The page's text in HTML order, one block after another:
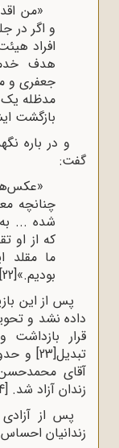
«من
و اگر در
افراد
هدف
جعفری و
مدظله یک
بازگشت
و در باره
گفت:
چنانچه
شده ...
که از او
ما مقلد
بودیم.»[22]
پس از این
داده نشد و
قرار
تبدیل[23]
آقای محمدحسن
زندان آزاد شد.
پس از
زندانیان